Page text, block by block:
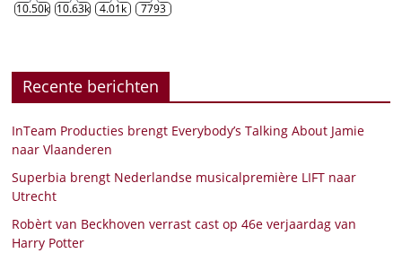
10.50k 10.63k 4.01k 7793
Recente berichten
InTeam Producties brengt Everybody’s Talking About Jamie
naar Vlaanderen
Superbia brengt Nederlandse musicalpremière LIFT naar
Utrecht
Robèrt van Beckhoven verrast cast op 46e verjaardag van
Harry Potter